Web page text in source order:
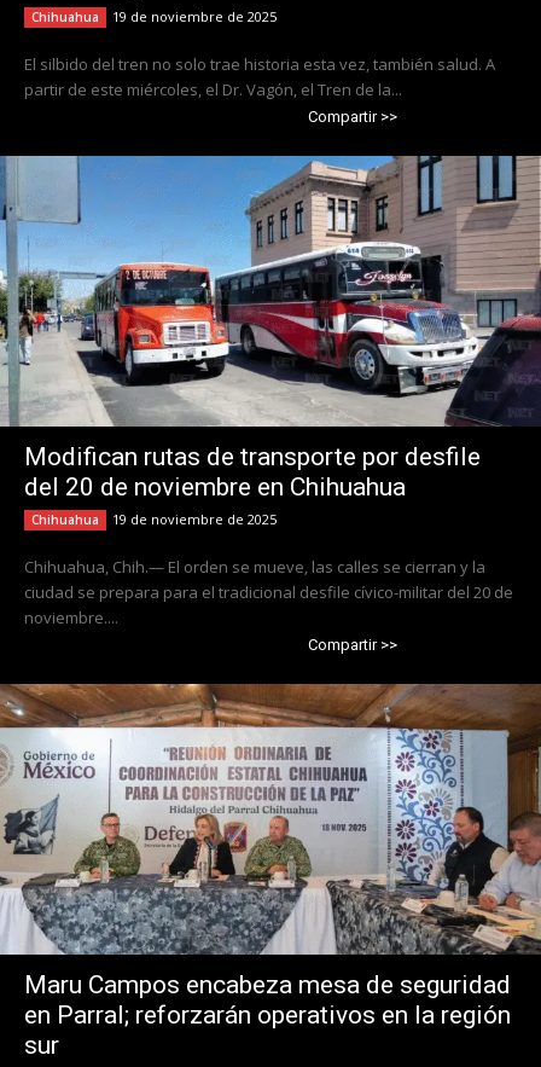
Chihuahua 19 de noviembre de 2025
El silbido del tren no solo trae historia esta vez, también salud. A
partir de este miércoles, el Dr. Vagón, el Tren de la...
Compartir >>
Modifican rutas de transporte por desfile
del 20 de noviembre en Chihuahua
Chihuahua 19 de noviembre de 2025
Chihuahua, Chih.— El orden se mueve, las calles se cierran y la
ciudad se prepara para el tradicional desfile cívico-militar del 20 de
noviembre....
Compartir >>
Maru Campos encabeza mesa de seguridad
en Parral; reforzarán operativos en la región
sur